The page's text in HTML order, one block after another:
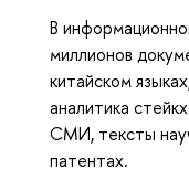
В
миллионов
китайском
аналитика
СМИ, тексты
патентах.